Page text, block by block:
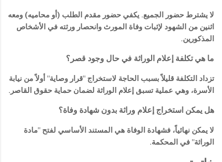
لا يشترط حضور الجميع. يكفي حضور مقدم الطلب (أو محاميه) ومعه
اثنين من الشهود لإثبات وفاة المورث وانحصار ورثته في الأشخاص
المذكورين.
ما هي تكلفة إعلام الوراثة في حال وجود قصر؟
تزداد التكلفة قليلاً بسبب الحاجة لاستخراج "قرار وصاية" أولاً من نيابة
الأسرة، وهي عملية تسبق إعلام الوراثة لضمان حماية حقوق القاصر.
هل يمكن استخراج إعلام وراثة بدون شهادة وفاة؟
لا يمكن نهائياً، فشهادة الوفاة هي المستند الأساسي لفتح "مادة
الوراثة" في المحكمة.